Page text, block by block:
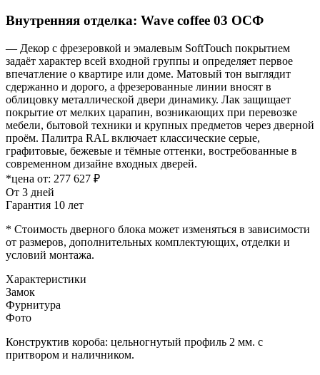
Внутренняя отделка: Wave coffee 03 ОСФ
— Декор с фрезеровкой и эмалевым SoftTouch покрытием
задаёт характер всей входной группы и определяет первое
впечатление о квартире или доме. Матовый тон выглядит
сдержанно и дорого, а фрезерованные линии вносят в
облицовку металлической двери динамику. Лак защищает
покрытие от мелких царапин, возникающих при перевозке
мебели, бытовой техники и крупных предметов через дверной
проём. Палитра RAL включает классические серые,
графитовые, бежевые и тёмные оттенки, востребованные в
современном дизайне входных дверей.
*цена от: 277 627 ₽
От 3 дней
Гарантия 10 лет
* Стоимость дверного блока может изменяться в зависимости
от размеров, дополнительных комплектующих, отделки и
условий монтажа.
Характеристики
Замок
Фурнитура
Фото
Конструктив короба: цельногнутый профиль 2 мм. с
притвором и наличником.